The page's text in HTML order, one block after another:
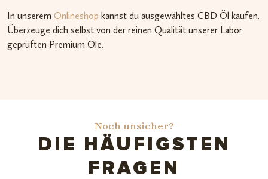
In unserem Onlineshop kannst du ausgewähltes CBD Öl kaufen.
Überzeuge dich selbst von der reinen Qualität unserer Labor
geprüften Premium Öle.
Noch unsicher?
DIE HÄUFIGSTEN
FRAGEN